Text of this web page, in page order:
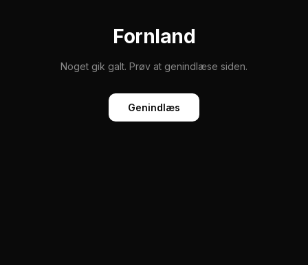
Fornland
Noget gik galt. Prøv at genindlæse siden.
Genindlæs